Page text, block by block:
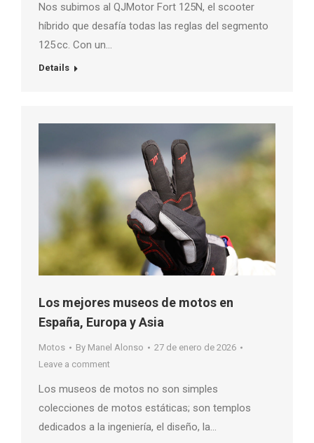
Nos subimos al QJMotor Fort 125N, el scooter
híbrido que desafía todas las reglas del segmento
125 cc. Con un…
Details
Los mejores museos de motos en
España, Europa y Asia
Motos By Manel Alonso
27 de enero de 2026
Leave a comment
Los museos de motos no son simples
colecciones de motos estáticas; son templos
dedicados a la ingeniería, el diseño, la…